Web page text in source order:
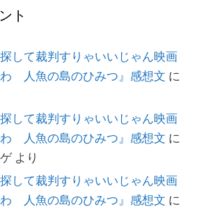
ト
して裁判すりゃいいじゃん映画
わ 人魚の島のひみつ』感想文 に
して裁判すりゃいいじゃん映画
わ 人魚の島のひみつ』感想文 に
より
して裁判すりゃいいじゃん映画
わ 人魚の島のひみつ』感想文 に